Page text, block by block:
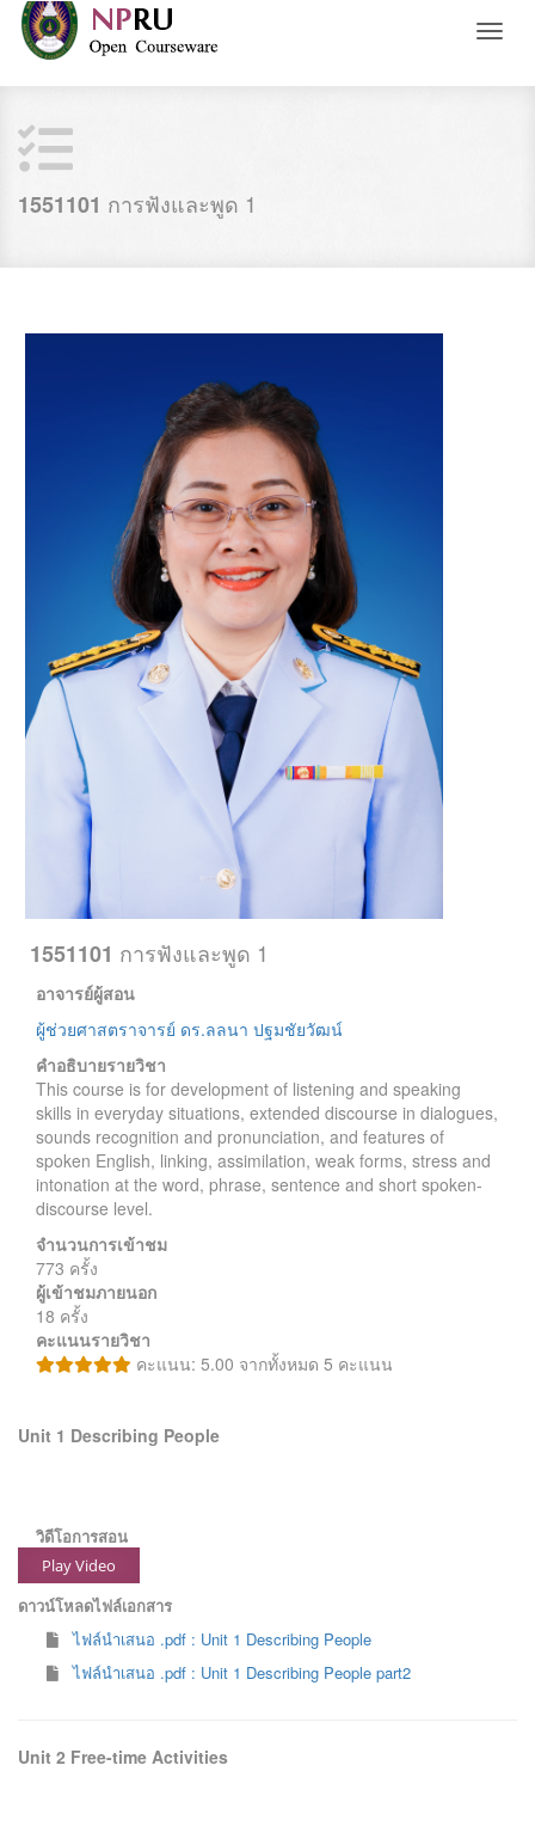
1551101 การฟังและพูด 1
1551101 การฟังและพูด 1
อาจารย์ผู้สอน
ผู้ช่วยศาสตราจารย์ ดร.ลลนา ปฐมชัยวัฒน์
คำอธิบายรายวิชา
This course is for development of listening and speaking
skills in everyday situations, extended discourse in dialogues,
sounds recognition and pronunciation, and features of
spoken English, linking, assimilation, weak forms, stress and
intonation at the word, phrase, sentence and short spoken-
discourse level.
จำนวนการเข้าชม
773 ครั้ง
ผู้เข้าชมภายนอก
18 ครั้ง
คะแนนรายวิชา
คะแนน: 5.00 จากทั้งหมด 5 คะแนน
Unit 1 Describing People
วิดีโอการสอน
Play Video
ดาวน์โหลดไฟล์เอกสาร
ไฟล์นำเสนอ .pdf : Unit 1 Describing People
ไฟล์นำเสนอ .pdf : Unit 1 Describing People part2
Unit 2 Free-time Activities